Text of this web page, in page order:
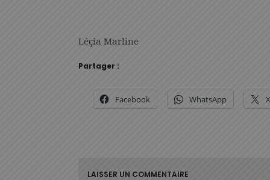
Léçia Marline
Partager :
Facebook WhatsApp X
LAISSER UN COMMENTAIRE